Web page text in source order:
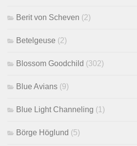
Berit von Scheven (2)
Betelgeuse (2)
Blossom Goodchild (302)
Blue Avians (9)
Blue Light Channeling (1)
Börge Höglund (5)